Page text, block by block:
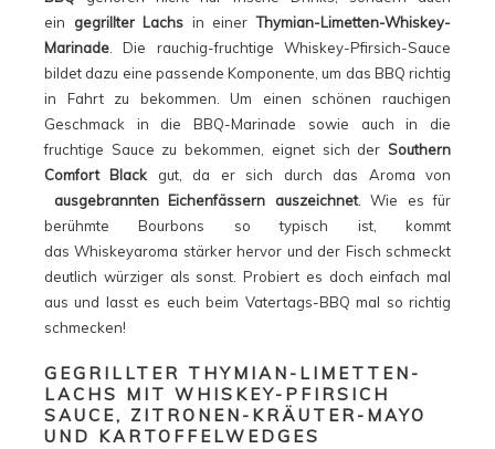
ein gegrillter Lachs in einerThymian-Limetten-Whiskey-
Marinade. Die rauchig-fruchtige Whiskey-Pfirsich-Sauce
bildet dazu eine passende Komponente, um das BBQ richtig
in Fahrt zu bekommen. Um einen schönen rauchigen
Geschmack in die BBQ-Marinade sowie auch in die
fruchtige Sauce zu bekommen, eignet sich der Southern
Comfort Black gut, da er sich durch das Aroma von
ausgebrannten Eichenfässern auszeichnet. Wie es für
berühmte Bourbons so typisch ist, kommt
das Whiskeyaroma stärker hervor und der Fisch schmeckt
deutlich würziger als sonst. Probiert es doch einfach mal
aus und lasst es euch beim Vatertags-BBQ mal so richtig
schmecken!
GEGRILLTER THYMIAN-LIMETTEN-
LACHS MIT WHISKEY-PFIRSICH
SAUCE, ZITRONEN-KRÄUTER-MAYO
UND KARTOFFELWEDGES